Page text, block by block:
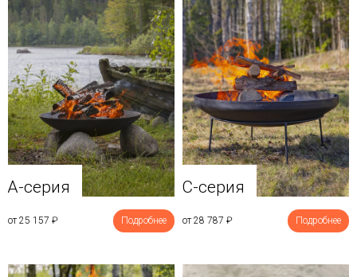
A-серия
от 25 157 ₽ Подробнее
C-серия
от 28 787 ₽ Подробнее